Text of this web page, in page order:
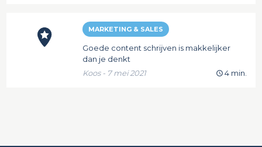
MARKETING & SALES
Goede content schrijven is makkelijker
dan je denkt
Koos - 7 mei 2021
4 min.